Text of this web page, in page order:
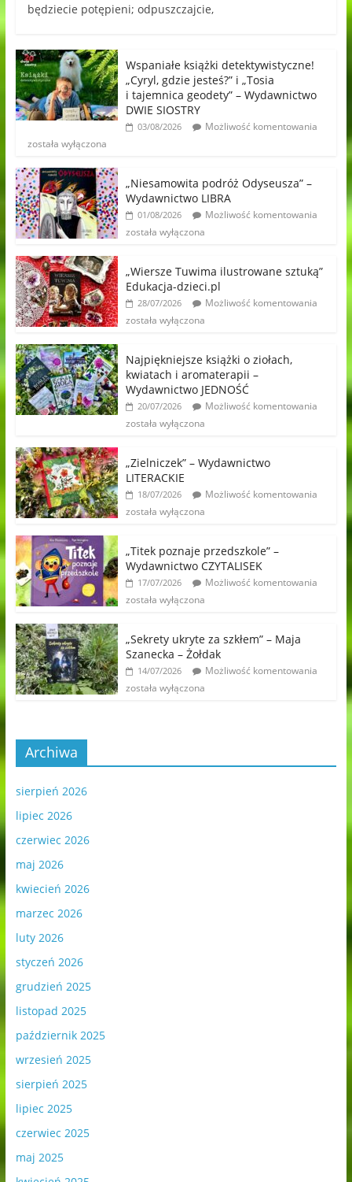
będziecie potępieni; odpuszczajcie,
Wspaniałe książki detektywistyczne!
„Cyryl, gdzie jesteś?” i „Tosia
i tajemnica geodety” – Wydawnictwo
DWIE SIOSTRY
03/08/2026
Możliwość komentowania
została wyłączona
„Niesamowita podróż Odyseusza” –
Wydawnictwo LIBRA
01/08/2026
Możliwość komentowania
została wyłączona
„Wiersze Tuwima ilustrowane sztuką”
Edukacja-dzieci.pl
28/07/2026
Możliwość komentowania
została wyłączona
Najpiękniejsze książki o ziołach,
kwiatach i aromaterapii –
Wydawnictwo JEDNOŚĆ
20/07/2026
Możliwość komentowania
została wyłączona
„Zielniczek” – Wydawnictwo
LITERACKIE
18/07/2026
Możliwość komentowania
została wyłączona
„Titek poznaje przedszkole” –
Wydawnictwo CZYTALISEK
17/07/2026
Możliwość komentowania
została wyłączona
„Sekrety ukryte za szkłem” – Maja
Szanecka – Żołdak
14/07/2026
Możliwość komentowania
została wyłączona
Archiwa
sierpień 2026
lipiec 2026
czerwiec 2026
maj 2026
kwiecień 2026
marzec 2026
luty 2026
styczeń 2026
grudzień 2025
listopad 2025
październik 2025
wrzesień 2025
sierpień 2025
lipiec 2025
czerwiec 2025
maj 2025